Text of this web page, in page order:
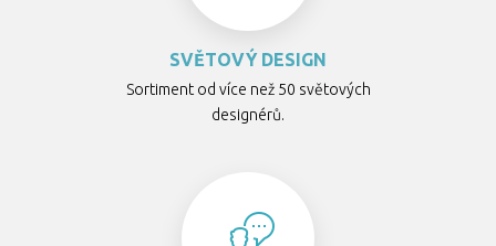
SVĚTOVÝ DESIGN
Sortiment od více než 50 světových
designérů.